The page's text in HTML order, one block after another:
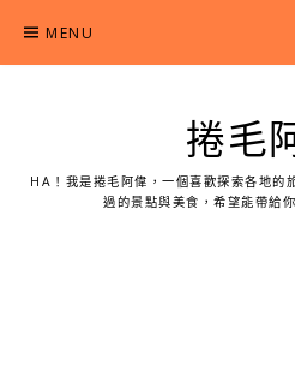
content
MENU
捲毛
HA！我是捲毛阿偉，一個喜歡探索各地的
過的景點與美食，希望能帶給